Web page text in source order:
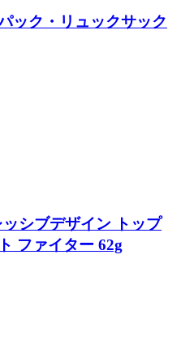
ック・リュックサック
シブデザイン トップ
ファイター 62g